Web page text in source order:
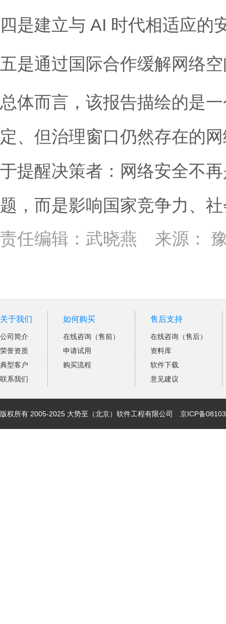
四是建立与 AI 时代相适应的
五是通过国际合作缓解网络
总体而言，该报告描绘的是
定、但治理窗口仍然存在的
于提醒决策者：网络安全不
题，而是影响国家竞争力、
责任编辑：武晓燕
来源：
关于我们
公司简介
荣誉资质
典型客户
联系我们
如何购买
在线咨询（售前）
申请试用
购买流程
售后支持
在线咨询（售后）
资料库
软件下载
意见建议
版权所有 2005-2025 大势至（北京）软件工程有限公司 京ICP备